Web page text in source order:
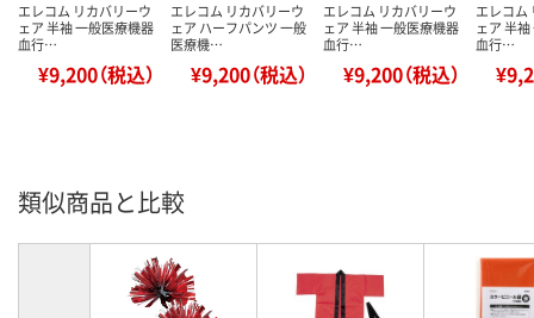
エレコム リカバリーウ
ェア 半袖 一般医療機器
血行…
¥9,200（税込）
エレコム リカバリーウ
ェア ハーフパンツ 一般
医療機…
¥9,200（税込）
エレコム リカバリーウ
ェア 半袖 一般医療機器
血行…
¥9,200（税込）
エレコム
ェア 半
血行…
類似商品と比較